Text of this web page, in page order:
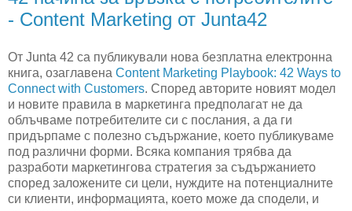
- Content Marketing от Junta42
От Junta 42 са публикували нова безплатна електронна
книга, озаглавена Content Marketing Playbook: 42 Ways to
Connect with Customers. Според авторите новият модел
и новите правила в маркетинга предполагат не да
облъчваме потребителите си с послания, а да ги
придърпаме с полезно съдържание, което публикуваме
под различни форми. Всяка компания трябва да
разработи маркетингова стратегия за съдържанието
според заложените си цели, нуждите на потенциалните
си клиенти, информацията, което може да сподели, и